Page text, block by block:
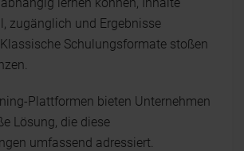
zugänglich und Ergebnisse
Schulungsformate stoßen
Plattformen bieten Unternehmen
Lösung, die diese
umfassend adressiert.